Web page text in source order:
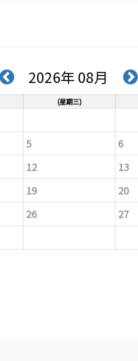
2026年 08月
(星期三)
5 6
12 13
19 20
26 27